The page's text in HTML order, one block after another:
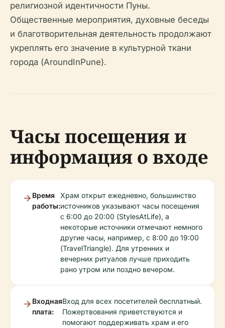
религиозной идентичности Пуны.
Общественные мероприятия, духовные беседы
и благотворительная деятельность продолжают
укреплять его значение в культурной ткани
города (AroundInPune).
Часы посещения и
информация о входе
Время
работы:
Храм открыт ежедневно, большинство
источников указывают часы посещения
с 6:00 до 20:00 (StylesAtLife), а
некоторые источники отмечают немного
другие часы, например, с 8:00 до 19:00
(TravelTriangle). Для утренних и
вечерних ритуалов лучше приходить
рано утром или поздно вечером.
Входная
плата:
Вход для всех посетителей бесплатный.
Пожертвования приветствуются и
помогают поддерживать храм и его